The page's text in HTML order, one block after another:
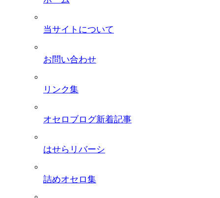
当サイトについて
お問い合わせ
リンク集
オセロブログ新着記事
はせらリバーシ
詰めオセロ集